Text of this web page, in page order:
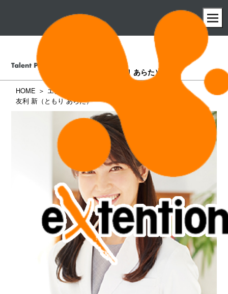
（ともり あらた）
HOME
エクステンション所属タレント一覧
友利 新（ともり あらた）